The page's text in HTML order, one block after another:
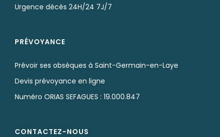
Urgence décès 24H/24 7J/7
PRÉVOYANCE
Prévoir ses obsèques à Saint-Germain-en-Laye
Devis prévoyance en ligne
Numéro ORIAS SEFAGUES : 19.000.847
CONTACTEZ-NOUS